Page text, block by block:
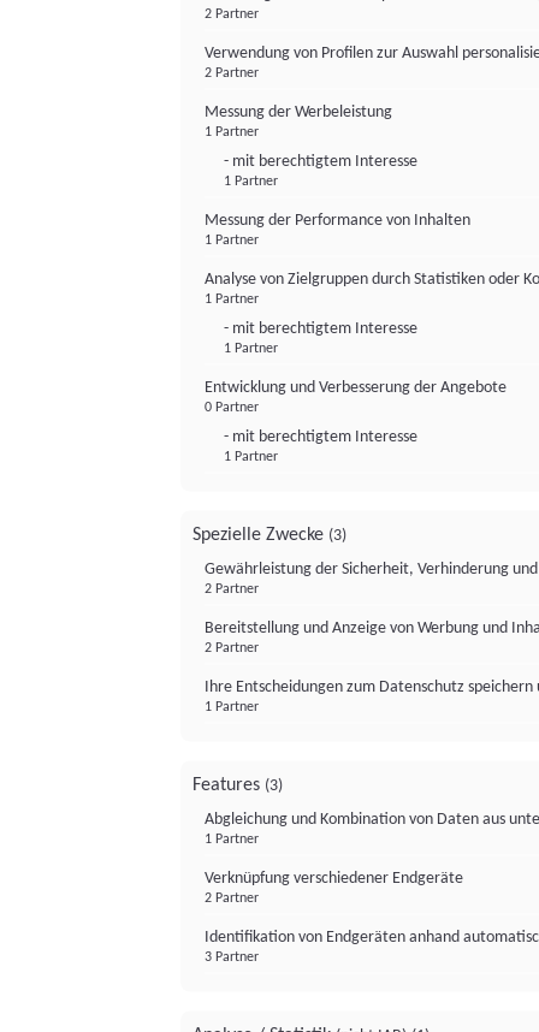
2 Partner
Verwendung von Profilen zur Auswahl
2 Partner
Messung der Werbeleistung
1 Partner
- mit berechtigtem Interesse
1 Partner
Messung der Performance von Inhalten
1 Partner
Analyse von Zielgruppen durch Statistiken oder
1 Partner
- mit berechtigtem Interesse
1 Partner
Entwicklung und Verbesserung der Angebote
0 Partner
- mit berechtigtem Interesse
1 Partner
Spezielle Zwecke (3)
Gewährleistung der Sicherheit, Verhinderung
2 Partner
Bereitstellung und Anzeige von Werbung und
2 Partner
Ihre Entscheidungen zum Datenschutz
1 Partner
Features (3)
Abgleichung und Kombination von Daten aus
1 Partner
Verknüpfung verschiedener Endgeräte
2 Partner
Identifikation von Endgeräten anhand
3 Partner